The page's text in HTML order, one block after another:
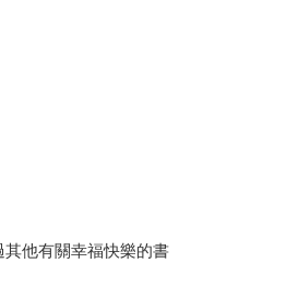
其他有關幸福快樂的書